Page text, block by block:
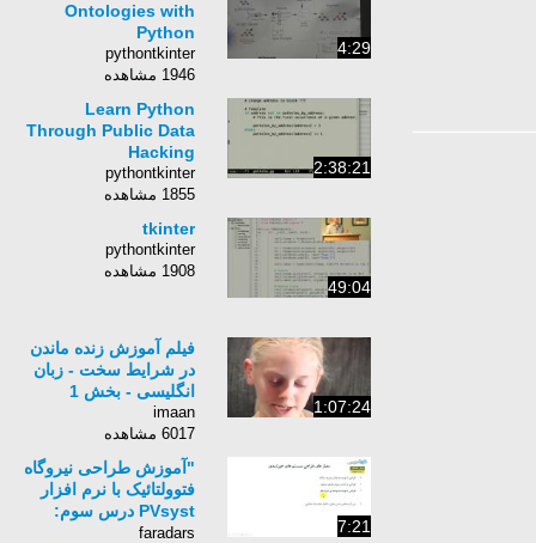
4:29
Ontologies with
Python
pythontkinter
1946 مشاهده
2:38:21
Learn Python
Through Public Data
Hacking
pythontkinter
1855 مشاهده
49:04
tkinter
pythontkinter
1908 مشاهده
1:07:24
فیلم آموزش زنده ماندن
در شرایط سخت - زبان
انگلیسی - بخش 1
imaan
6017 مشاهده
7:21
"آموزش طراحی نیروگاه
فتوولتائیک با نرم افزار
PVsyst درس سوم:
طراحی و بهره برداری
faradars